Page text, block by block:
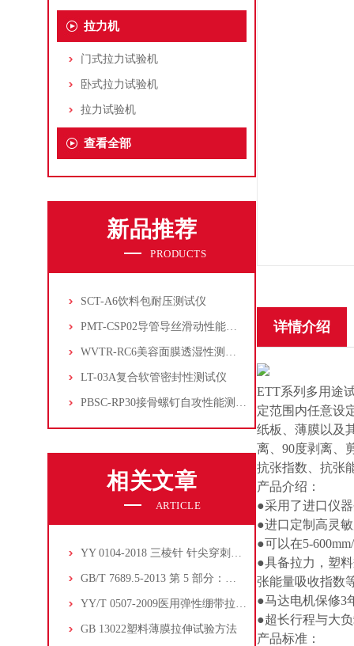
拉力机
门式拉力试验机
卧式拉力试验机
拉力试验机
查看全部
新品推荐
PRODUCTS
SCT-A6饮料包耐压测试仪
PMT-CSP02导管导丝滑动性能测试仪
WVTR-RC6美容面膜透湿性测试仪
LT-03A复合软管密封性测试仪
PBSC-RP30接骨螺钉自攻性能测试‌仪
相关文章
ARTICLE
YY 0104-2018 三棱针 针尖穿刺力与针体 - 针柄连接牢固度测试方法
GB/T 7689.5-2013 第 5 部分：玻璃纤维拉伸断裂强力和断裂伸长的测定
YY/T 0507-2009医用弹性绷带拉伸长度,拉伸率和回复率测试方法
GB 13022塑料薄膜拉伸试验方法
详情介绍
ETT系列多用途
定范围内任意设
纸板、薄膜以及
离、90度剥离、
抗张指数、抗张
产品介绍：
●采用了进口仪
●进口定制高灵
●可以在5-
●具备拉力，塑
张能量吸收指数
●马达电机保修3
●超长行程与大
产品标准：